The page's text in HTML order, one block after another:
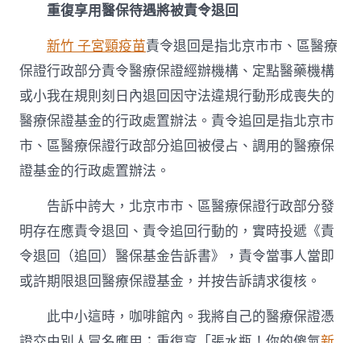
重復享用醫保待遇將被責令退回
新竹 子宮頸疫苗責令退回是指北京市市、區醫療
保證行政部分責令醫療保證經辦機構、定點醫藥機構
或小我在規則刻日內退回因守法違規行動形成喪失的
醫療保證基金的行政處置辦法。責令追回是指北京市
市、區醫療保證行政部分追回被侵占、調用的醫療保
證基金的行政處置辦法。
告訴中誇大，北京市市、區醫療保證行政部分發
明存在應責令退回、責令追回行動的，實時投遞《責
令退回（追回）醫保基金告訴書》，責令當事人當即
或許期限退回醫療保證基金，并按告訴請求復核。
此中小這時，咖啡館內。我將自己的醫療保證憑